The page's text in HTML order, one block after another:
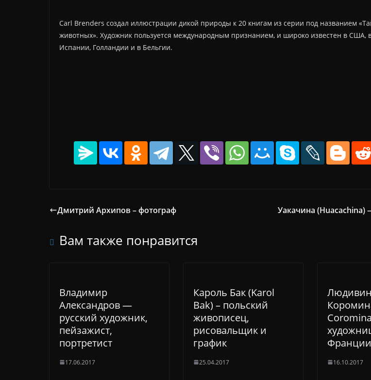
Carl Brenders создал иллюстрации дикой природы к 20 книгам из серии под названием
животных». Художник пользуется международным признанием, и широко известен в США,
Испании, Голландии и в Бельгии.
Дмитрий Архипов – фотограф Уакачина (Huacachina)
Вам также понравится
Владимир
Александров —
русский художник,
пейзажист,
портретист
17.06.2017
Кароль Бак (Karol
Bak) – польский
живописец,
рисовальщик и
график
25.04.2017
Людивин
Франции
16.10.2017